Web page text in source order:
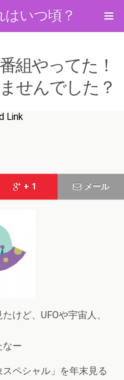
いつ頃？
組やってた！
せんでした？
Link
+ 1 メール
けど、UFOや宇宙人、
なー
ペシャル」を年末見る